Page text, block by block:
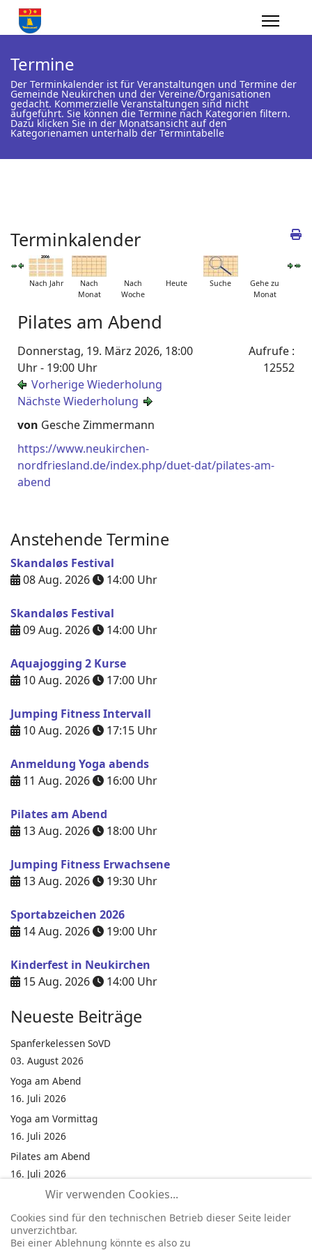
Termine
Der Terminkalender ist für Veranstaltungen und Termine der
Gemeinde Neukirchen und der Vereine/Organisationen
gedacht. Kommerzielle Veranstaltungen sind nicht
aufgeführt. Sie können die Termine nach Kategorien filtern.
Dazu klicken Sie in der Monatsansicht auf den
Kategorienamen unterhalb der Termintabelle
Terminkalender
Nach Jahr
Nach
Monat
Nach
Woche
Heute Suche
Gehe zu
Monat
Pilates am Abend
Donnerstag, 19. März 2026, 18:00
Uhr - 19:00 Uhr
Vorherige Wiederholung
Nächste Wiederholung
Aufrufe :
12552
von Gesche Zimmermann
https://www.neukirchen-
nordfriesland.de/index.php/duet-dat/pilates-am-
abend
Anstehende Termine
Skandaløs Festival
08 Aug. 2026
14:00 Uhr
Skandaløs Festival
09 Aug. 2026
14:00 Uhr
Aquajogging 2 Kurse
10 Aug. 2026
17:00 Uhr
Jumping Fitness Intervall
10 Aug. 2026
17:15 Uhr
Anmeldung Yoga abends
11 Aug. 2026
16:00 Uhr
Pilates am Abend
13 Aug. 2026
18:00 Uhr
Jumping Fitness Erwachsene
13 Aug. 2026
19:30 Uhr
Sportabzeichen 2026
14 Aug. 2026
19:00 Uhr
Kinderfest in Neukirchen
15 Aug. 2026
14:00 Uhr
Neueste Beiträge
Spanferkelessen SoVD
03. August 2026
Yoga am Abend
16. Juli 2026
Yoga am Vormittag
16. Juli 2026
Pilates am Abend
16. Juli 2026
Jumping Fitness Intervall
16. Juli 2026
Jumping Fitness Erwachsene
Wir verwenden Cookies...
Cookies sind für den technischen Betrieb dieser Seite leider
unverzichtbar.
Bei einer Ablehnung könnte es also zu